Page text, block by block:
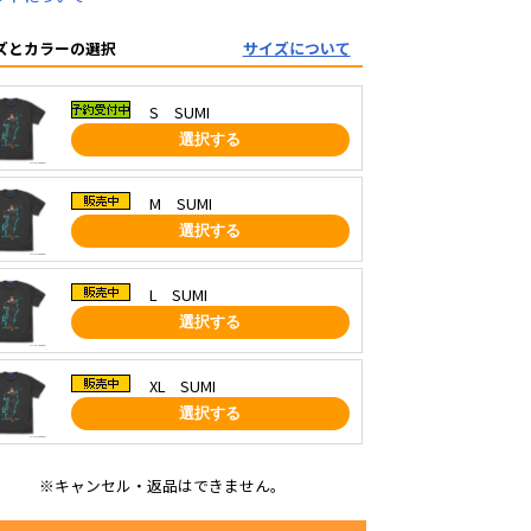
とカラーの選択 サイズについて
S SUMI
選択する
M SUMI
選択する
L SUMI
選択する
XL SUMI
選択する
※キャンセル・返品はできません。